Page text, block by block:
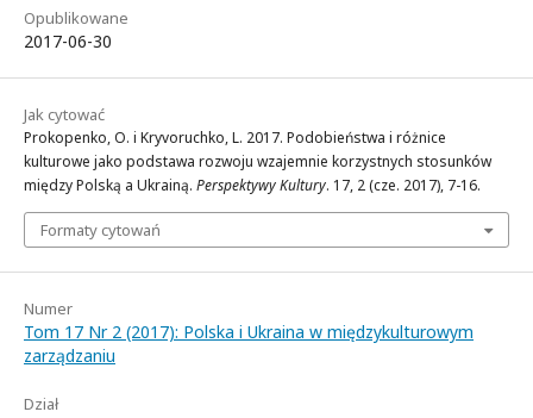
Opublikowane
2017-06-30
Jak cytować
Prokopenko, O. i Kryvoruchko, L. 2017. Podobieństwa i różnice
kulturowe jako podstawa rozwoju wzajemnie korzystnych stosunków
między Polską a Ukrainą. Perspektywy Kultury. 17, 2 (cze. 2017), 7-16.
Formaty cytowań
Numer
Tom 17 Nr 2 (2017): Polska i Ukraina w międzykulturowym
zarządzaniu
Dział